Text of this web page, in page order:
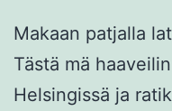
Makaan patjalla
Tästä mä
Helsingissä ja